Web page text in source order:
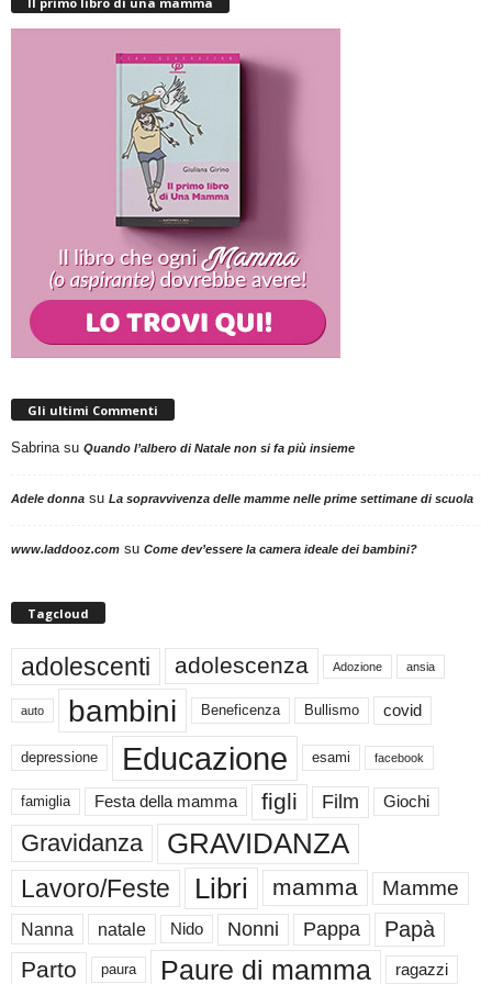
Gli ultimi Commenti
Sabrina su Quando l’albero di Natale non si fa più insieme
Adele donna su La sopravvivenza delle mamme nelle prime settimane di scuola
www.laddooz.com su Come dev’essere la camera ideale dei bambini?
Tagcloud
adolescenti adolescenza Adozione ansia
auto bambini Beneficenza Bullismo covid
depressione Educazione esami facebook
famiglia Festa della mamma figli Film Giochi
Gravidanza GRAVIDANZA
Lavoro/Feste Libri mamma Mamme
Nanna natale Nido Nonni Pappa Papà
Parto paura Paure di mamma ragazzi